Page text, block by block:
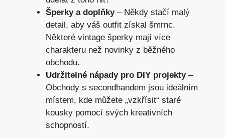
Šperky a doplňky– Někdy stačí malý
detail, aby váš outfit získal šmrnc.
Některé vintage šperky mají více
charakteru než novinky z běžného
obchodu.
Udržitelné nápady pro DIY projekty–
Obchody s secondhandem jsou ideálním
místem, kde můžete „vzkřísit“ staré
kousky pomocí svých kreativních
schopností.